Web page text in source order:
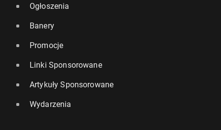
Ogłoszenia
Banery
Promocje
Linki Sponsorowane
Artykuły Sponsorowane
Wydarzenia